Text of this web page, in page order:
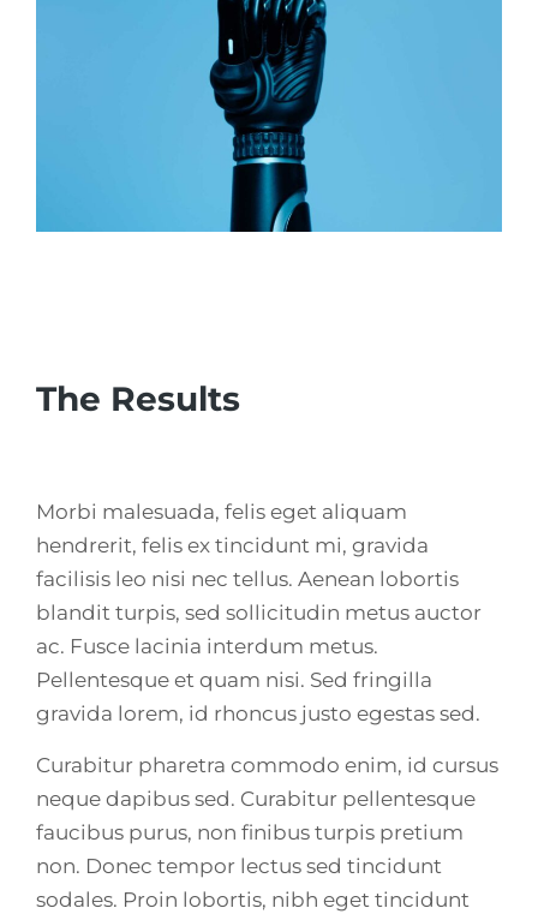
The Results
Morbi malesuada, felis eget aliquam
hendrerit, felis ex tincidunt mi, gravida
facilisis leo nisi nec tellus. Aenean lobortis
blandit turpis, sed sollicitudin metus auctor
ac. Fusce lacinia interdum metus.
Pellentesque et quam nisi. Sed fringilla
gravida lorem, id rhoncus justo egestas sed.
Curabitur pharetra commodo enim, id cursus
neque dapibus sed. Curabitur pellentesque
faucibus purus, non finibus turpis pretium
non. Donec tempor lectus sed tincidunt
sodales. Proin lobortis, nibh eget tincidunt